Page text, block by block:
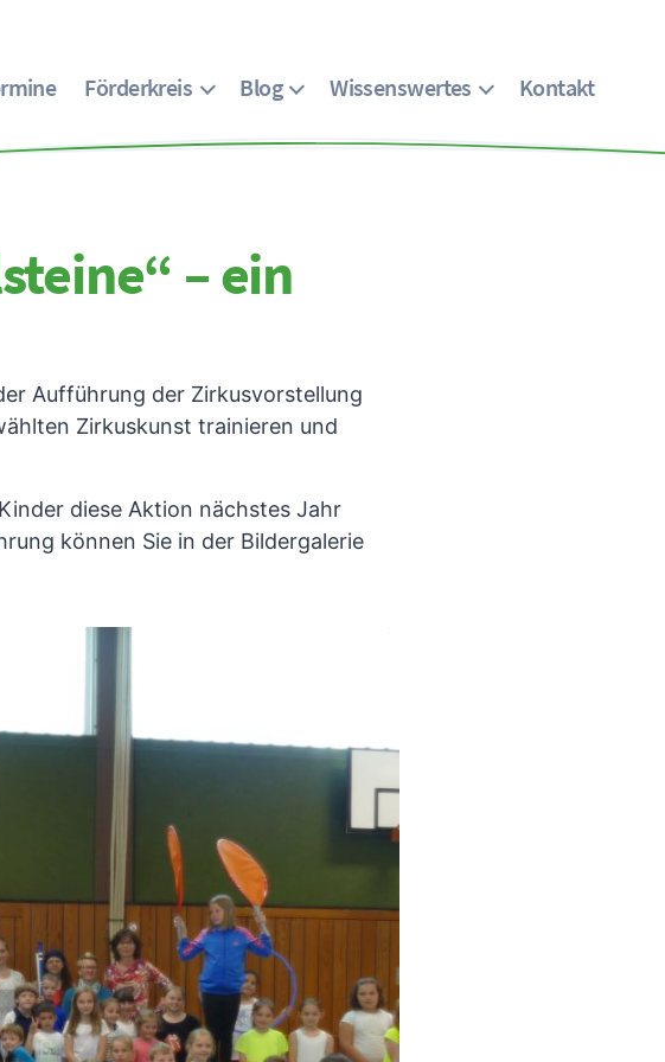
Förderkreis Blog Wissenswertes Kontakt
– ein
Aufführung der Zirkusvorstellung
Zirkuskunst trainieren und
diese Aktion nächstes Jahr
können Sie in der Bildergalerie